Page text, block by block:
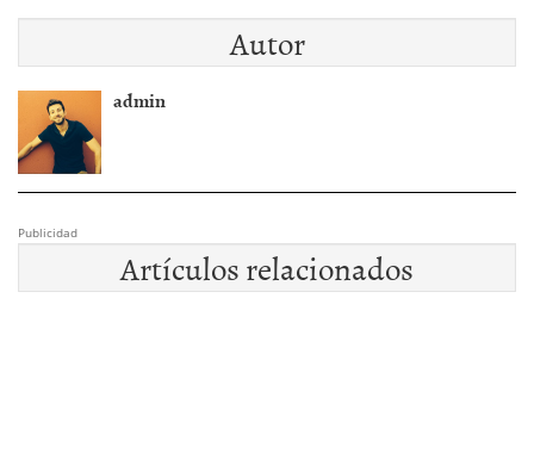
Autor
admin
Publicidad
Artículos relacionados